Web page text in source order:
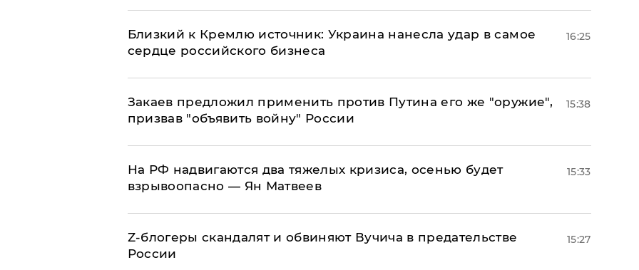
Близкий к Кремлю источник: Украина нанесла удар в самое
сердце российского бизнеса
16:25
Закаев предложил применить против Путина его же "оружие",
призвав "объявить войну" России
15:38
На РФ надвигаются два тяжелых кризиса, осенью будет
взрывоопасно — Ян Матвеев
15:33
Z-блогеры скандалят и обвиняют Вучича в предательстве
России
15:27